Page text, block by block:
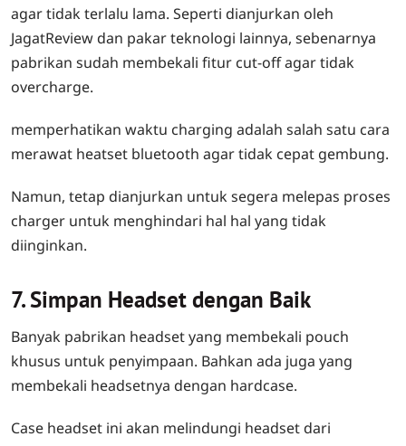
agar tidak terlalu lama. Seperti dianjurkan oleh
JagatReview dan pakar teknologi lainnya, sebenarnya
pabrikan sudah membekali fitur cut-off agar tidak
overcharge.
memperhatikan waktu charging adalah salah satu cara
merawat heatset bluetooth agar tidak cepat gembung.
Namun, tetap dianjurkan untuk segera melepas proses
charger untuk menghindari hal hal yang tidak
diinginkan.
7. Simpan Headset dengan Baik
Banyak pabrikan headset yang membekali pouch
khusus untuk penyimpaan. Bahkan ada juga yang
membekali headsetnya dengan hardcase.
Case headset ini akan melindungi headset dari